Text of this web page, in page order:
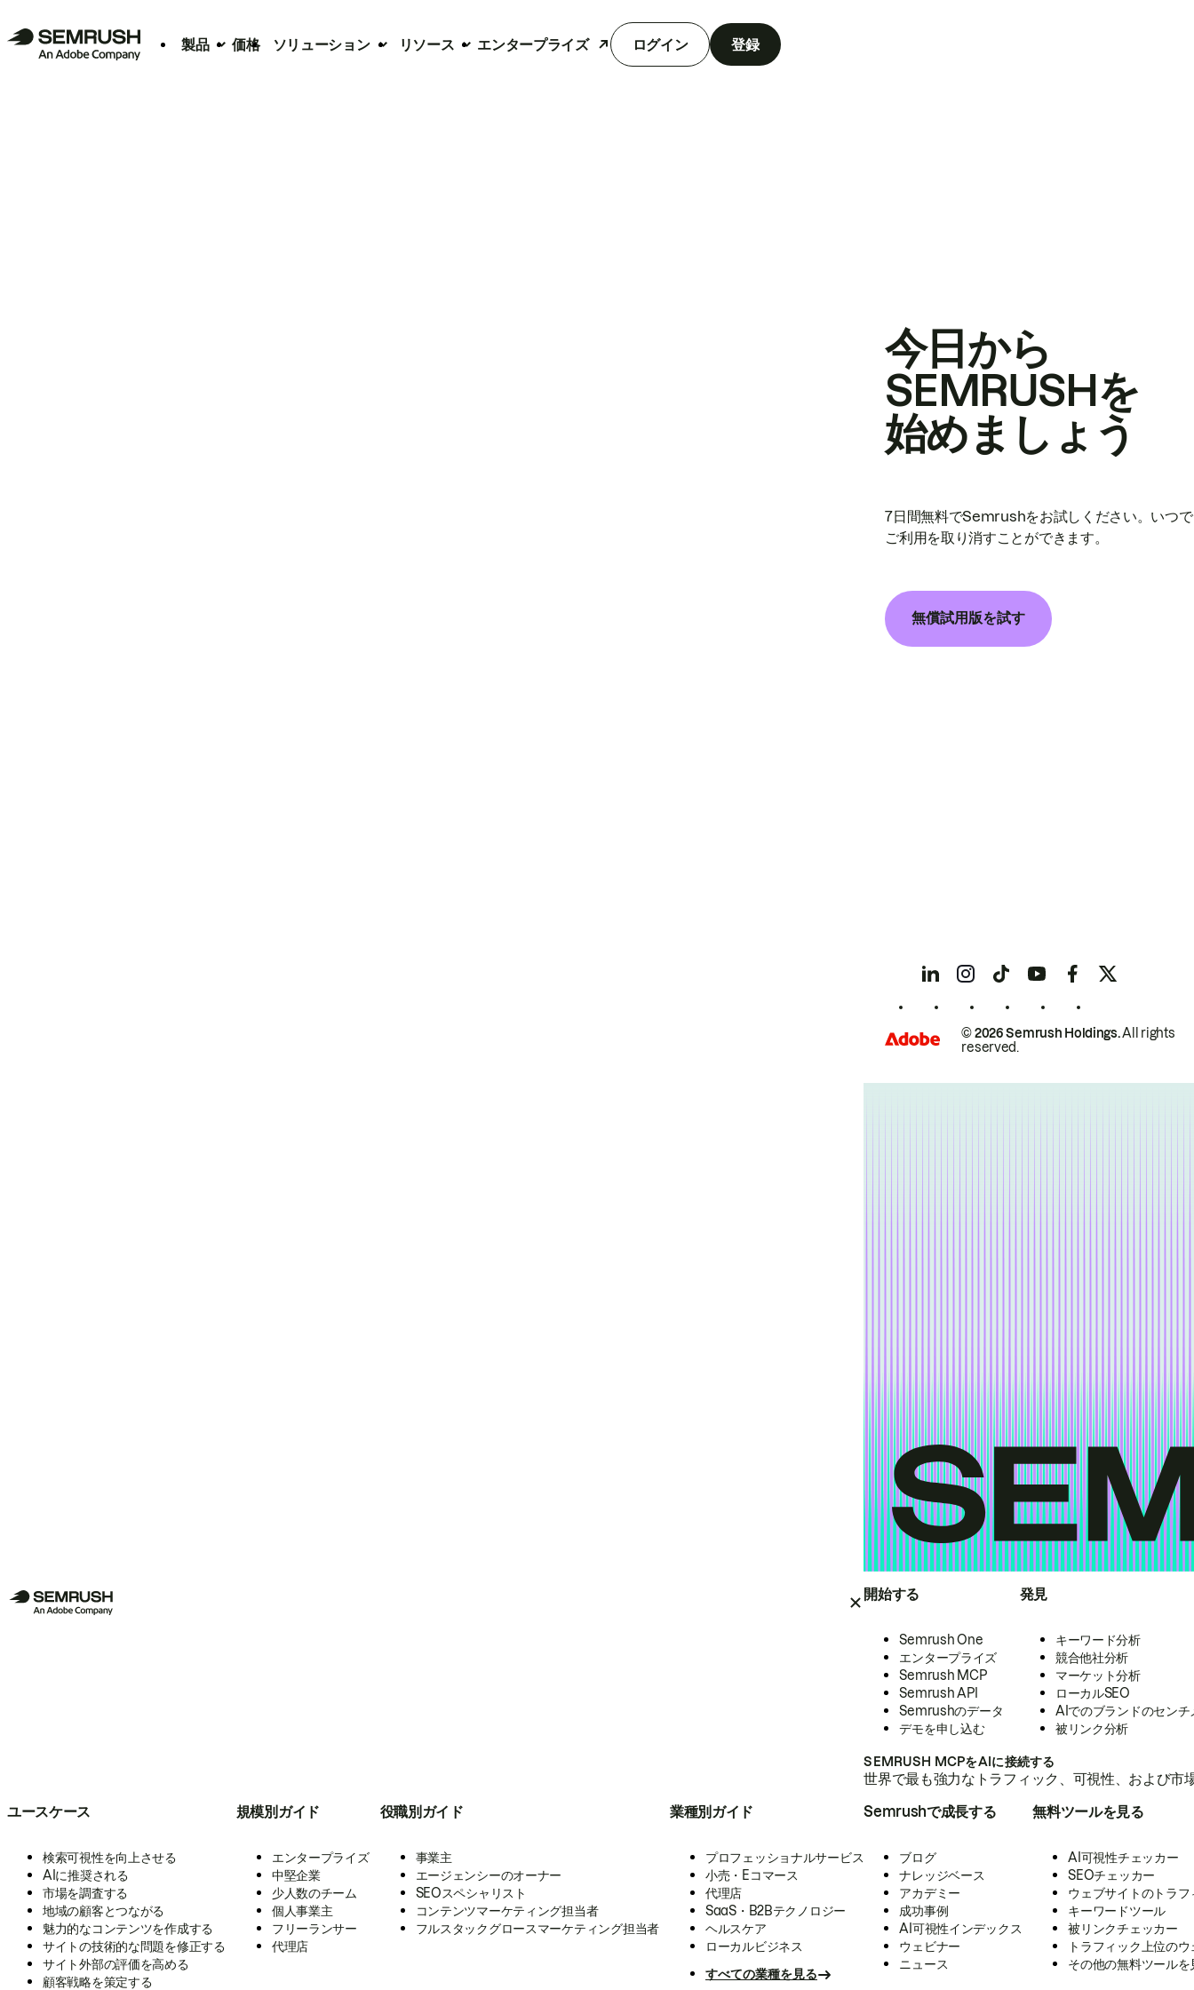
製品 価格 ソリューション リソース エンタープライズ ログイン 登録
開始する
Semrush One
エンタープライズ
Semrush MCP
Semrush API
Semrushのデータ
デモを申し込む
発見
キーワード分析
競合他社分析
マーケット分析
ローカルSEO
AIでのブランドのセンチ
被リンク分析
SEMRUSH MCPをAIに接続する
世界で最も強力なトラフィック、可視性、および
ユースケース
検索可視性を向上させる
AIに推奨される
市場を調査する
地域の顧客とつながる
魅力的なコンテンツを作成する
サイトの技術的な問題を修正する
サイト外部の評価を高める
顧客戦略を策定する
規模別ガイド
エンタープライズ
中堅企業
少人数のチーム
個人事業主
フリーランサー
代理店
役職別ガイド
事業主
エージェンシーのオーナー
SEOスペシャリスト
コンテンツマーケティング担当者
フルスタックグロースマーケティング担当者
業種別ガイド
プロフェッショナルサービス
小売・Eコマース
代理店
SaaS・B2Bテクノロジー
ヘルスケア
ローカルビジネス
すべての業種を見る
Semrushで成長する
ブログ
ナレッジベース
アカデミー
成功事例
AI可視性インデックス
ウェビナー
ニュース
無料ツールを見る
AI可視性チェッカー
SEOチェッカー
ウェブサイトのトラ
キーワードツール
被リンクチェッカー
トラフィック上位の
その他の無料ツールを
今日から
SEMRUSHを
始めましょう
7日間無料でSemrushをお試しください。いつ
ご利用を取り消すことができます。
無償試用版を試す
© 2026 Semrush Holdings.All rights
reserved.